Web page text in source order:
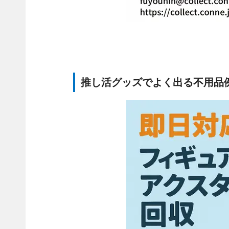
推し活グッズでよく出る不用品